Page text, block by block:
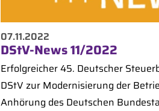
07.11.2022
DStV-News 11/2022
Erfolgreicher 45. Deutscher
DStV zur Modernisierung der
Anhörung des Deutschen